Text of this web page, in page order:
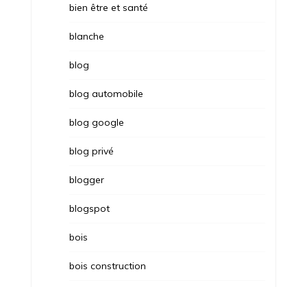
bien être et santé
blanche
blog
blog automobile
blog google
blog privé
blogger
blogspot
bois
bois construction